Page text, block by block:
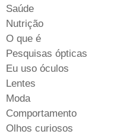
Saúde
Nutrição
O que é
Pesquisas ópticas
Eu uso óculos
Lentes
Moda
Comportamento
Olhos curiosos